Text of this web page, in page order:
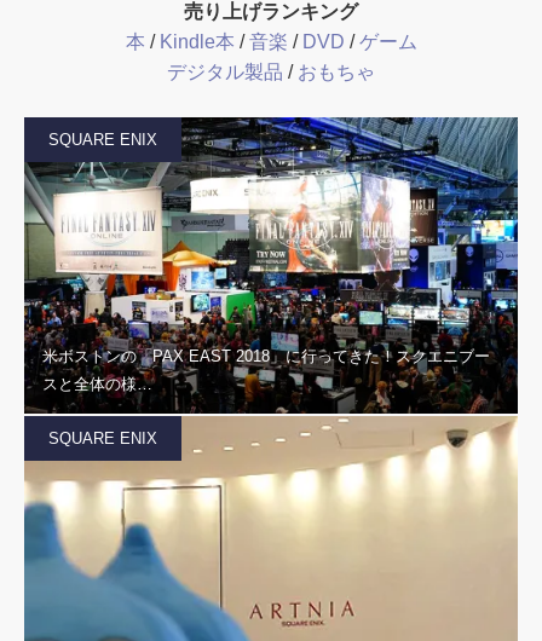
売り上げランキング
本 / Kindle本 /音楽 / DVD /ゲーム
デジタル製品 / おもちゃ
SQUARE ENIX
米ボストンの「PAX EAST 2018」に行ってきた！スクエニブー
スと全体の様…
SQUARE ENIX